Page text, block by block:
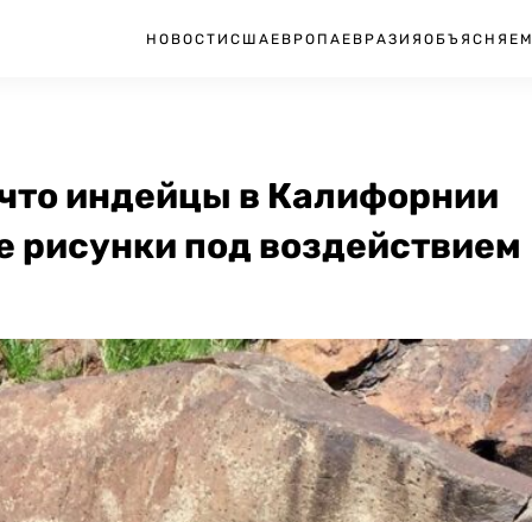
НОВОСТИ США ЕВРОПА ЕВРАЗИЯ ОБЪЯСНЯЕМ
индейцы в Калифорнии
рисунки под воздействием